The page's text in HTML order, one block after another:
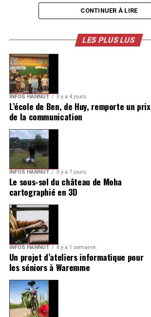
CONTINUER À LIRE
LES PLUS LUS
INFOS HANNUT Il y a 4 jours
L’école de Ben, de Huy, remporte un prix
de la communication
INFOS HANNUT Il y a 7 jours
Le sous-sol du château de Moha
cartographié en 3D
INFOS HANNUT Il y a 1 semaine
Un projet d’ateliers informatique pour
les séniors à Waremme